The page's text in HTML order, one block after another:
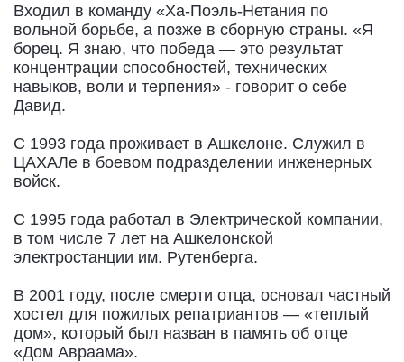
Входил в команду «Ха-Поэль-Нетания по
вольной борьбе, а позже в сборную страны. «Я
борец. Я знаю, что победа — это результат
концентрации способностей, технических
навыков, воли и терпения» - говорит о себе
Давид.
С 1993 года проживает в Ашкелоне. Служил в
ЦАХАЛе в боевом подразделении инженерных
войск.
С 1995 года работал в Электрической компании,
в том числе 7 лет на Ашкелонской
электростанции им. Рутенберга.
В 2001 году, после смерти отца, основал частный
хостел для пожилых репатриантов — «теплый
дом», который был назван в память об отце
«Дом Авраама».